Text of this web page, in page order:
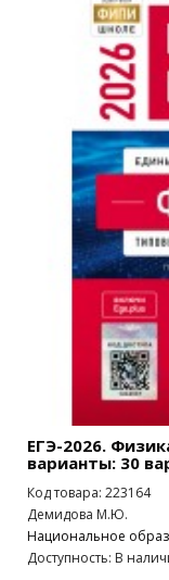
ЕГЭ-2026.
варианты: 30
Код товара: 223164
Демидова М.Ю.
Национальное
Доступность: В